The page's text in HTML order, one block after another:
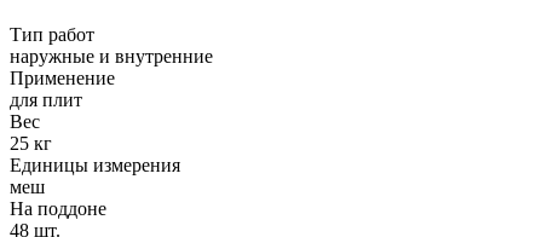
Тип работ
наружные и внутренние
Применение
для плит
Вес
25 кг
Единицы измерения
меш
На поддоне
48 шт.